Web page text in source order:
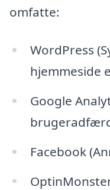
omfatte:
WordPress
hjemmeside
Google
Facebook